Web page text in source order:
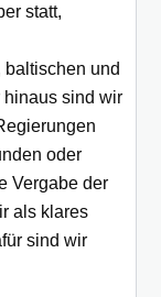
statt,
und
hinaus sind wir
oder
Vergabe der
als klares
sind wir